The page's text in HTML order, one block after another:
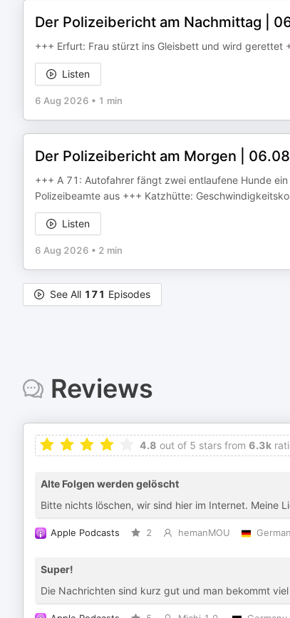
Der Polizeibericht am Nachmittag |
+++ Erfurt: Frau stürzt ins Gleisbett und wird gerettet
Listen
6 Aug 2026 • 1 min
Der Polizeibericht am Morgen |
+++ A 71: Autofahrer fängt zwei entlaufene Hunde
Polizeibeamte aus +++ Katzhütte:
Listen
6 Aug 2026 • 2 min
See All 171 Episodes
Reviews
4.8 out of 5 stars from 6.3k
Alte Folgen werden gelöscht
Bitte nichts löschen, wir sind hier im Internet. Meine
Apple Podcasts 2 hemanMOU
Super!
Die Nachrichten sind kurz gut und man bekommt